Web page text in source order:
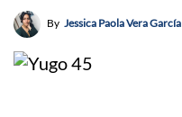
By Jessica Paola Vera García